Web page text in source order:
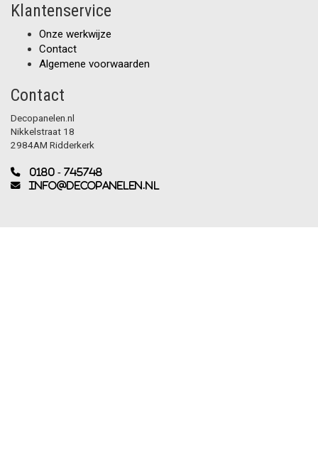
Klantenservice
Onze werkwijze
Contact
Algemene voorwaarden
Contact
Decopanelen.nl
Nikkelstraat 18
2984AM Ridderkerk
0180 - 745748
info@decopanelen.nl